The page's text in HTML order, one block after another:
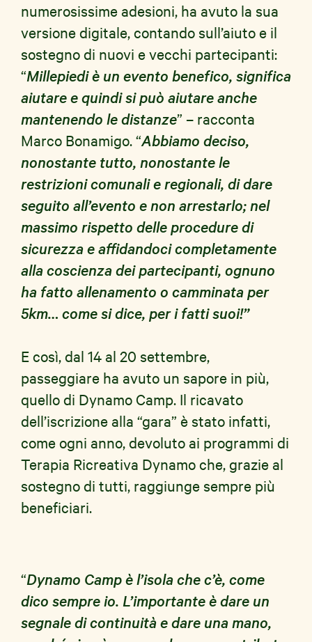
numerosissime adesioni, ha avuto la sua
versione digitale, contando sull’aiuto e il
sostegno di nuovi e vecchi partecipanti:
“Millepiedi è un evento benefico, significa
aiutare e quindi si può aiutare anche
mantenendo le distanze” – racconta
Marco Bonamigo. “Abbiamo deciso,
nonostante tutto, nonostante le
restrizioni comunali e regionali, di dare
seguito all’evento e non arrestarlo;nel
massimo rispetto delle procedure di
sicurezza e affidandoci completamente
alla coscienza dei partecipanti, ognuno
ha fatto allenamento o camminata per
5km… come si dice, per i fatti suoi!”
E così, dal 14 al 20 settembre,
passeggiare ha avuto un sapore in più,
quello di Dynamo Camp. Il ricavato
dell’iscrizione alla “gara” è stato infatti,
come ogni anno, devoluto ai programmi di
Terapia Ricreativa Dynamo che, grazie al
sostegno di tutti, raggiunge sempre più
beneficiari.
“Dynamo Camp è l’isola che c’è, come
dico sempre io. L’importante è dare un
segnale di continuità e dare una mano,